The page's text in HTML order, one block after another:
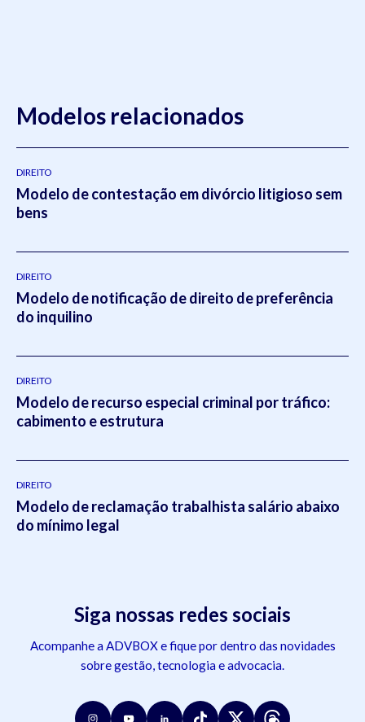
Modelos relacionados
DIREITO
Modelo de contestação em divórcio litigioso sem
bens
DIREITO
Modelo de notificação de direito de preferência
do inquilino
DIREITO
Modelo de recurso especial criminal por tráfico:
cabimento e estrutura
DIREITO
Modelo de reclamação trabalhista salário abaixo
do mínimo legal
Siga nossas redes sociais
Acompanhe a ADVBOX e fique por dentro das novidades
sobre gestão, tecnologia e advocacia.